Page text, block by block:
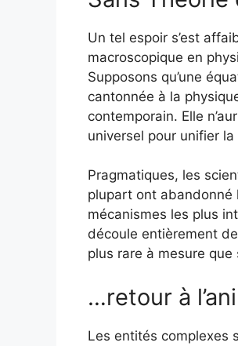
Un tel espoir s’est
macroscopique en
Supposons qu’une
cantonnée à la
contemporain. Elle
universel pour unifier
Pragmatiques, les
plupart ont abandonné
mécanismes les plus
découle entièrement
plus rare à mesure que
…retour à
Les entités complexes